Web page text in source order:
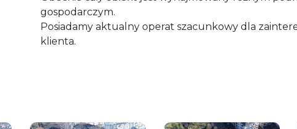
gospodarczym.
Posiadamy aktualny operat szacunkowy dla
klienta.